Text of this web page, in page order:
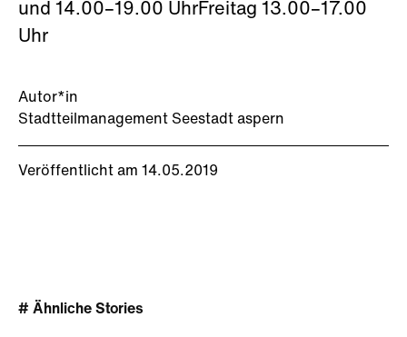
Autor*in
Stadtteilmanagement Seestadt aspern
Veröffentlicht am 14.05.2019
und 14.00–19.00 UhrFreitag 13.00–17.00
Uhr
# Ähnliche Stories